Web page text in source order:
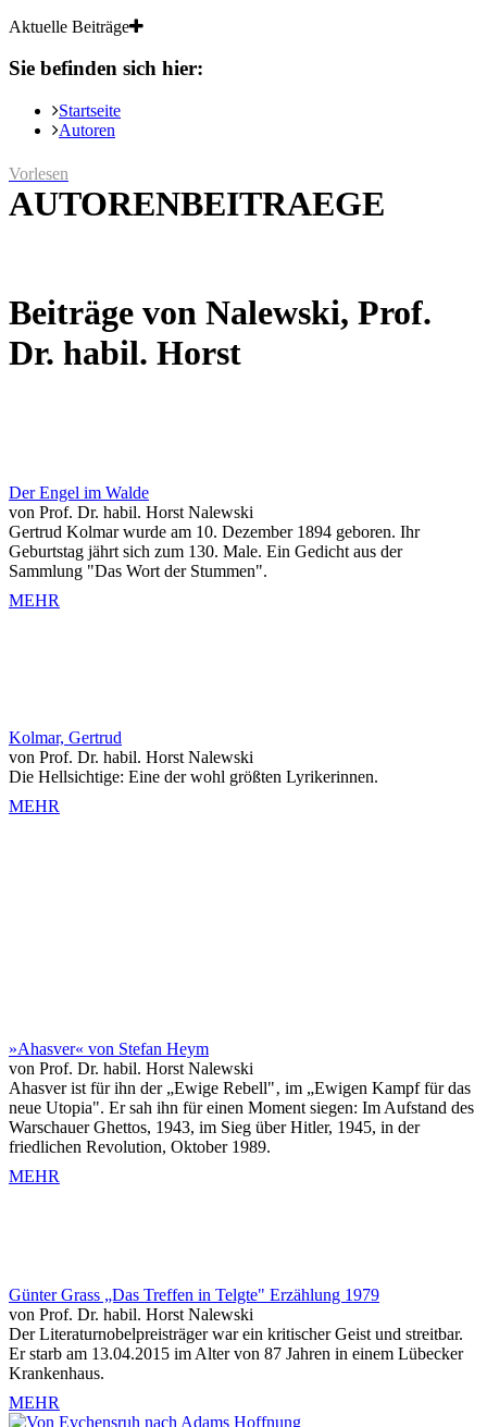
Aktuelle Beiträge
Sie befinden sich hier:
Startseite
Autoren
Vorlesen
AUTORENBEITRAEGE
Beiträge von Nalewski, Prof.
Dr. habil. Horst
Der Engel im Walde
von Prof. Dr. habil. Horst Nalewski
Gertrud Kolmar wurde am 10. Dezember 1894 geboren. Ihr
Geburtstag jährt sich zum 130. Male. Ein Gedicht aus der
Sammlung "Das Wort der Stummen".
MEHR
Kolmar, Gertrud
von Prof. Dr. habil. Horst Nalewski
Die Hellsichtige: Eine der wohl größten Lyrikerinnen.
MEHR
»Ahasver« von Stefan Heym
von Prof. Dr. habil. Horst Nalewski
Ahasver ist für ihn der „Ewige Rebell"‚ im „Ewigen Kampf für das
neue Utopia". Er sah ihn für einen Moment siegen: Im Aufstand des
Warschauer Ghettos, 1943, im Sieg über Hitler, 1945, in der
friedlichen Revolution, Oktober 1989.
MEHR
Günter Grass „Das Treffen in Telgte" Erzählung 1979
von Prof. Dr. habil. Horst Nalewski
Der Literaturnobelpreisträger war ein kritischer Geist und streitbar.
Er starb am 13.04.2015 im Alter von 87 Jahren in einem Lübecker
Krankenhaus.
MEHR